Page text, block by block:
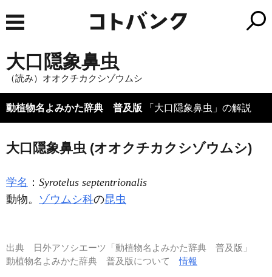
大口隠象鼻虫
（読み）オオクチカクシゾウムシ
動植物名よみかた辞典 普及版 「大口隠象鼻虫」の解説
大口隠象鼻虫 (オオクチカクシゾウムシ)
学名 ： Syrotelus septentrionalis
動物。 ゾウムシ科の昆虫
出典
日外アソシエーツ「動植物名よみかた辞典 普及版」
動植物名よみかた辞典 普及版について情報